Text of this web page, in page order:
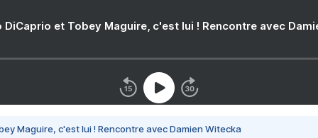
DiCaprio et Tobey Maguire, c'est lui ! Rencontre avec
Maguire, c'est lui ! Rencontre avec Damien Witecka